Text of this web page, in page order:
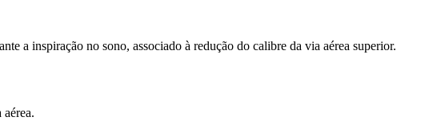
a inspiração no sono, associado à redução do calibre da via aérea superior.